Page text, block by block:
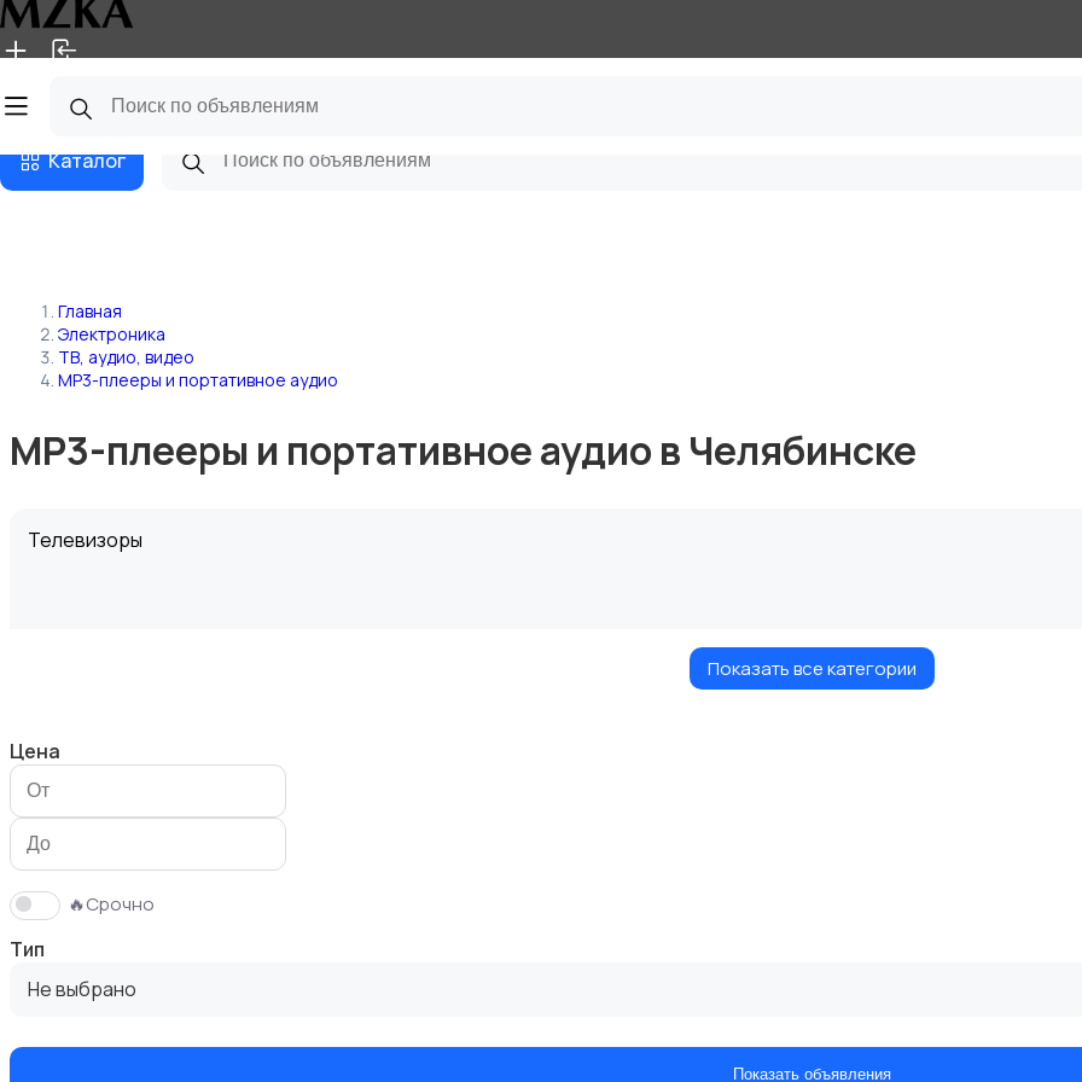
Главная Магазины
Каталог
Главная
Электроника
ТВ, аудио, видео
MP3-плееры и портативное аудио
MP3-плееры и портативное аудио в Челябинске
Телевизоры
Акустика, колонки, сабвуферы
Показать все категории
Цена
🔥Срочно
Тип
Не выбрано
Показать объявления